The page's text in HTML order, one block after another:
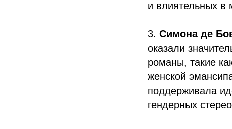
и влиятельных в
3. Симона де
оказали
романы, такие
женской
поддерживала
гендерных